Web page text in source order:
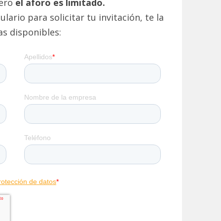
el aforo es limitado.
para solicitar tu invitación, te la
disponibles: